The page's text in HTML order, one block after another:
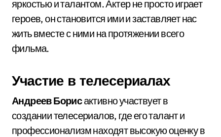
яркостью и талантом. Актер не просто играет
героев, он становится ими и заставляет нас
жить вместе с ними на протяжении всего
фильма.
Участие в телесериалах
Андреев Борисактивно участвует в
создании телесериалов, где его талант и
профессионализм находят высокую оценку в